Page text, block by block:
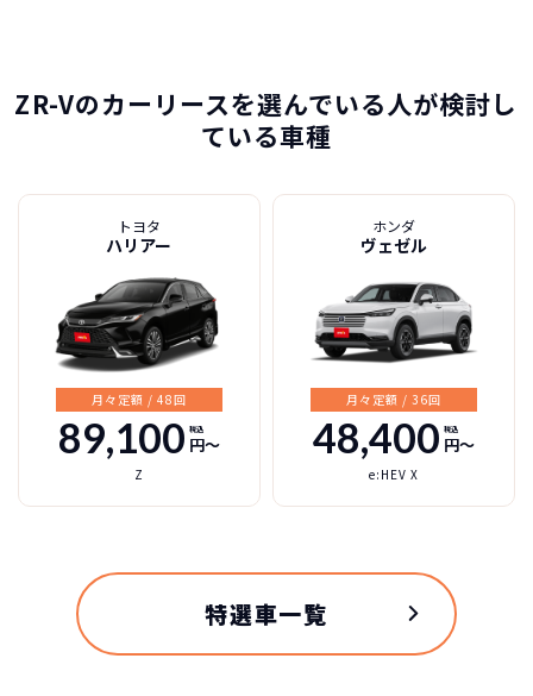
ZR-Vのカーリースを選んでいる人が検討し
ている車種
トヨタ
ハリアー
月々定額 / 48回
89,100 税込
円〜
Z
ホンダ
ヴェゼル
月々定額 / 36回
48,400 税込
円〜
e:HEV X
特選車一覧